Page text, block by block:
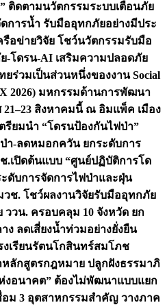
ติดตามนวัตกรรมระบบเตือนภัย
การน้ำ รับมืออุทกภัยอย่างมีประ
รือข่ายวิจัย โชว์นวัตกรรมรับมือ
-โดรน-AI เสริมความปลอดภัย
ร่วมเป็นส่วนหนึ่งของงาน Social
2026) มหกรรมด้านการพัฒนา
สิงหาคมนี้ ณ อิมแพ็ค เมือง
รียมนำ “โดรนป้องกันไฟป่า”
า-ลดหมอกควัน ยกระดับการ
.เปิดต้นแบบ “ศูนย์ปฏิบัติการโด
ดับการจัดการไฟป่าและฝุ่น
วช. โชว์ผลงานวิจัยรับมืออุทกภัย
ววน. ครอบคลุม 10 จังหวัด ยก
ลดเสี่ยงน้ำท่วมอย่างยั่งยืน
เรียนรัตนโกสินทร์สมโภช
ลักสูตรกฎหมาย ปลูกฝังธรรมาภิ
งอนาคต” ต้องไม่พัฒนาแบบแยก
อม 3 อุตสาหกรรมสำคัญ วางภาค